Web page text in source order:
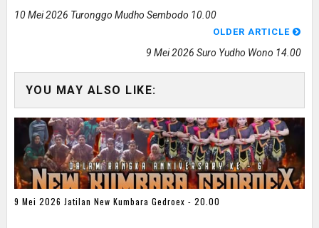
10 Mei 2026 Turonggo Mudho Sembodo 10.00
OLDER ARTICLE
9 Mei 2026 Suro Yudho Wono 14.00
YOU MAY ALSO LIKE:
9 Mei 2026 Jatilan New Kumbara Gedroex - 20.00